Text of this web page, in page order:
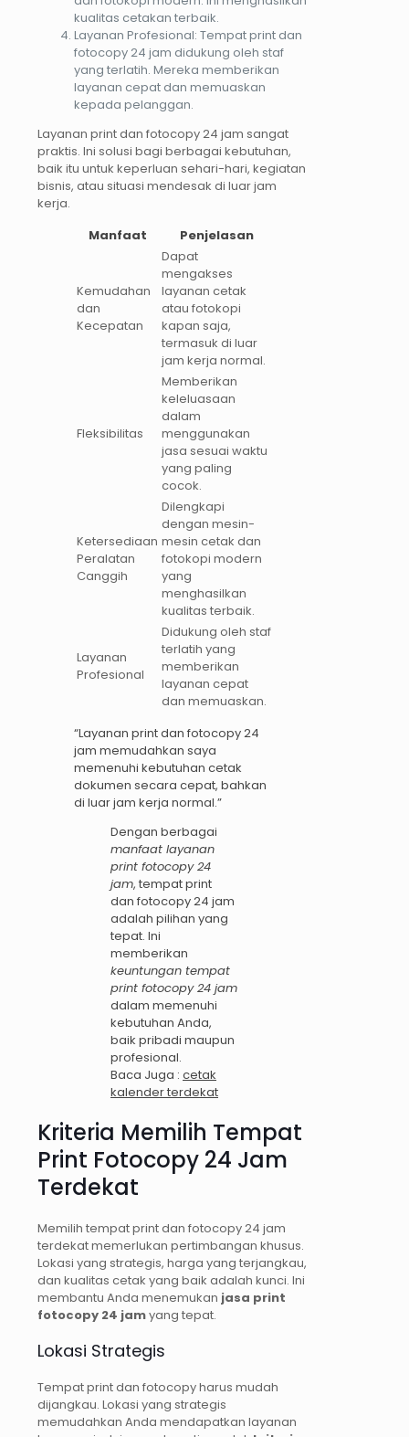
kualitas cetakan terbaik.
Layanan Profesional: Tempat print dan
fotocopy 24 jam didukung oleh staf
yang terlatih. Mereka memberikan
layanan cepat dan memuaskan
kepada pelanggan.
Layanan print dan fotocopy 24 jam sangat
praktis. Ini solusi bagi berbagai kebutuhan,
baik itu untuk keperluan sehari-hari, kegiatan
bisnis, atau situasi mendesak di luar jam
kerja.
Manfaat
Penjelasan
Kemudahan
dan
Kecepatan
Dapat
mengakses
layanan cetak
atau fotokopi
kapan saja,
termasuk di luar
jam kerja normal.
Fleksibilitas
Memberikan
keleluasaan
dalam
menggunakan
jasa sesuai waktu
yang paling
cocok.
Ketersediaan
Peralatan
Canggih
Dilengkapi
dengan mesin-
mesin cetak dan
fotokopi modern
yang
menghasilkan
kualitas terbaik.
Layanan
Profesional
Didukung oleh staf
terlatih yang
memberikan
layanan cepat
dan memuaskan.
“Layanan print dan fotocopy 24
jam memudahkan saya
memenuhi kebutuhan cetak
dokumen secara cepat, bahkan
di luar jam kerja normal.”
Dengan berbagai
manfaat layanan
print fotocopy 24
jam, tempat print
dan fotocopy 24 jam
adalah pilihan yang
tepat. Ini
memberikan
keuntungan tempat
print fotocopy 24 jam
dalam memenuhi
kebutuhan Anda,
baik pribadi maupun
profesional.
Baca Juga : cetak
kalender terdekat
Kriteria Memilih Tempat
Print Fotocopy 24 Jam
Terdekat
Memilih tempat print dan fotocopy 24 jam
terdekat memerlukan pertimbangan khusus.
Lokasi yang strategis, harga yang terjangkau,
dan kualitas cetak yang baik adalah kunci. Ini
membantu Anda menemukan jasa print
fotocopy 24 jamyang tepat.
Lokasi Strategis
Tempat print dan fotocopy harus mudah
dijangkau. Lokasi yang strategis
memudahkan Anda mendapatkan layanan